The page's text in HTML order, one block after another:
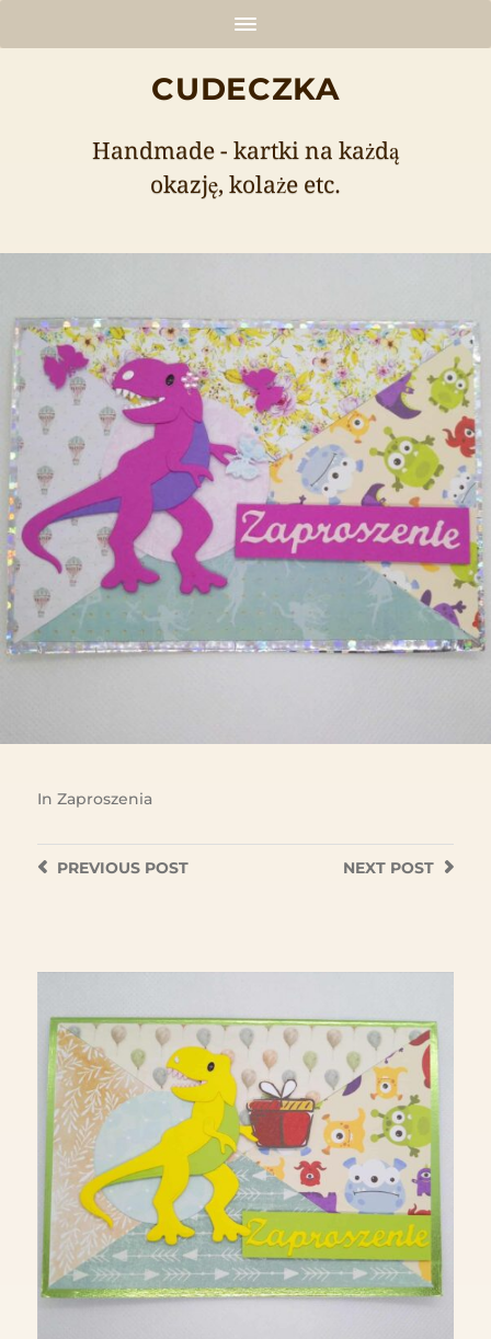
CUDECZKA
Handmade - kartki na każdą
okazję, kolaże etc.
In Zaproszenia
NEXT POST
PREVIOUSPOST